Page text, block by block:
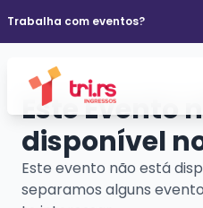
Trabalha com eventos?
Este Evento
disponível
Este evento não está
separamos alguns